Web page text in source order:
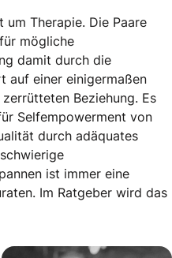
um Therapie. Die Paare
mögliche
damit durch die
auf einer einigermaßen
Beziehung. Es
Selfempowerment von
durch adäquates
ist immer eine
Im Ratgeber wird das